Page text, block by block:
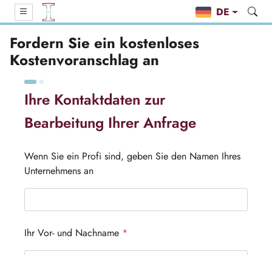
DE
Fordern Sie ein kostenloses
Kostenvoranschlag an
Ihre Kontaktdaten zur
Bearbeitung Ihrer Anfrage
Wenn Sie ein Profi sind, geben Sie den Namen Ihres
Unternehmens an
Ihr Vor- und Nachname *